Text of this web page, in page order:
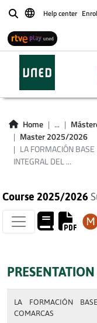
BuscarHelp center
Home ...
Master 2025/2026
LA FORMACIÓN BASE
INTEGRAL DEL ...
LA
BASE
LAS
Course 2025/2026
LA FORMACIÓN
COMARCAS